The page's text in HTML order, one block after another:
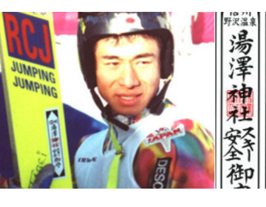
JP ENG 野沢温泉スキー場
お土産・レンタル
他加盟施設
イベント
野沢温泉村とは
アクセス
観光情報
お知らせ
メディア・事業者の皆
さまへ
資料ダウンロード
WEB宿泊予約